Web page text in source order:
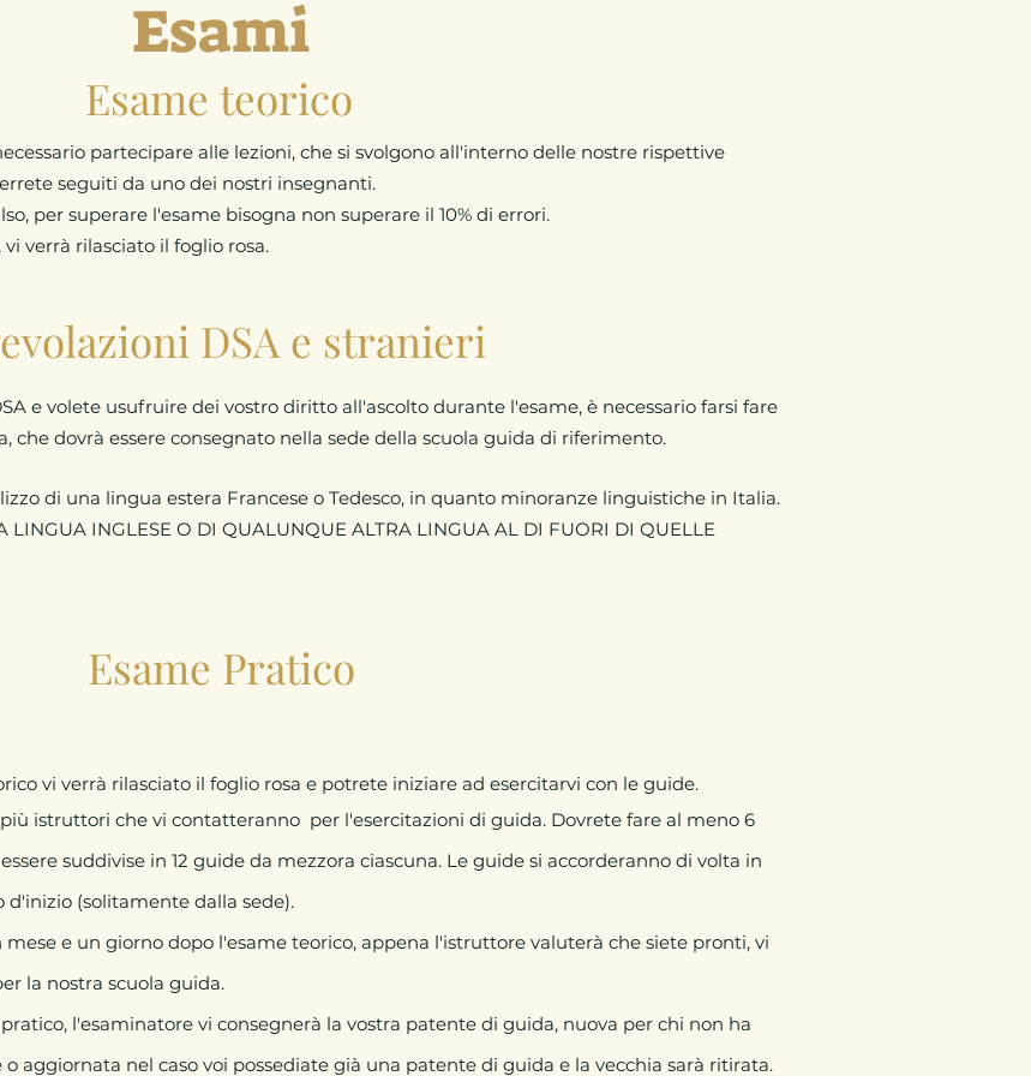
Esami
Esame teorico
partecipare alle lezioni, che si svolgono all'interno delle nostre rispettive
seguiti da uno dei nostri insegnanti.
per superare l'esame bisogna non superare il 10% di errori.
verrà rilasciato il foglio rosa.
DSA e stranieri
e volete usufruire dei vostro diritto all'ascolto durante l'esame, è necessario farsi fare
, che dovrà essere consegnato nella sede della scuola guida di riferimento.
di una lingua estera Francese o Tedesco, in quanto minoranze linguistiche in Italia.
LINGUA INGLESE O DI QUALUNQUE ALTRA LINGUA AL DI FUORI DI QUELLE
Esame Pratico
vi verrà rilasciato il foglio rosa e potrete iniziare ad esercitarvi con le guide.
istruttori che vi contatteranno per l'esercitazioni di guida. Dovrete fare al meno 6
suddivise in 12 guide da mezzora ciascuna. Le guide si accorderanno di volta in
(solitamente dalla sede).
e un giorno dopo l'esame teorico, appena l'istruttore valuterà che siete pronti, vi
la nostra scuola guida.
l'esaminatore vi consegnerà la vostra patente di guida, nuova per chi non ha
aggiornata nel caso voi possediate già una patente di guida e la vecchia sarà ritirata.